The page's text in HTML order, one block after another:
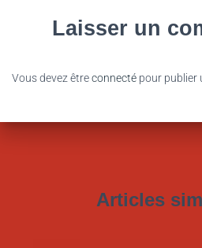
Laisser un
Vous devez êtreconnecté pour publier
Articles